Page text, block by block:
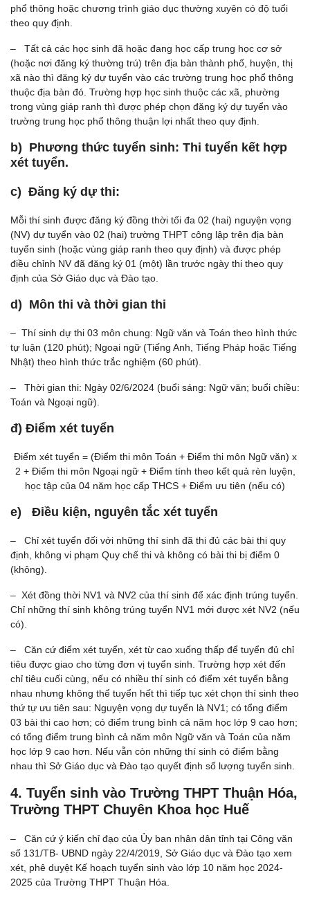
phổ thông hoặc chương trình giáo dục thường xuyên có độ tuổi
theo quy định.
– Tất cả các học sinh đã hoặc đang học cấp trung học cơ sở
(hoặc nơi đăng ký thường trú) trên địa bàn thành phố, huyện, thị
xã nào thì đăng ký dự tuyển vào các trường trung học phổ thông
thuộc địa bàn đó. Trường hợp học sinh thuộc các xã, phường
trong vùng giáp ranh thì được phép chọn đăng ký dự tuyển vào
trường trung học phổ thông thuận lợi nhất theo quy định.
b) Phương thức tuyển sinh: Thi tuyển kết hợp
xét tuyển.
c) Đăng ký dự thi:
Mỗi thí sinh được đăng ký đồng thời tối đa 02 (hai) nguyện vọng
(NV) dự tuyển vào 02 (hai) trường THPT công lập trên địa bàn
tuyển sinh (hoặc vùng giáp ranh theo quy định) và được phép
điều chỉnh NV đã đăng ký 01 (một) lần trước ngày thi theo quy
định của Sở Giáo dục và Đào tạo.
d) Môn thi và thời gian thi
– Thí sinh dự thi 03 môn chung: Ngữ văn và Toán theo hình thức
tự luận (120 phút); Ngoại ngữ (Tiếng Anh, Tiếng Pháp hoặc Tiếng
Nhật) theo hình thức trắc nghiệm (60 phút).
– Thời gian thi: Ngày 02/6/2024 (buổi sáng: Ngữ văn; buổi chiều:
Toán và Ngoại ngữ).
đ) Điểm xét tuyển
Điểm xét tuyển = (Điểm thi môn Toán + Điểm thi môn Ngữ văn) x
2 + Điểm thi môn Ngoại ngữ + Điểm tính theo kết quả rèn luyện,
học tập của 04 năm học cấp THCS + Điểm ưu tiên (nếu có)
e) Điều kiện, nguyên tắc xét tuyển
– Chỉ xét tuyển đối với những thí sinh đã thi đủ các bài thi quy
định, không vi phạm Quy chế thi và không có bài thi bị điểm 0
(không).
– Xét đồng thời NV1 và NV2 của thí sinh để xác định trúng tuyển.
Chỉ những thí sinh không trúng tuyển NV1 mới được xét NV2 (nếu
có).
– Căn cứ điểm xét tuyển, xét từ cao xuống thấp để tuyển đủ chỉ
tiêu được giao cho từng đơn vị tuyển sinh. Trường hợp xét đến
chỉ tiêu cuối cùng, nếu có nhiều thí sinh có điểm xét tuyển bằng
nhau nhưng không thể tuyển hết thì tiếp tục xét chọn thí sinh theo
thứ tự ưu tiên sau: Nguyện vọng dự tuyển là NV1; có tổng điểm
03 bài thi cao hơn; có điểm trung bình cả năm học lớp 9 cao hơn;
có tổng điểm trung bình cả năm môn Ngữ văn và Toán của năm
học lớp 9 cao hơn. Nếu vẫn còn những thí sinh có điểm bằng
nhau thì Sở Giáo dục và Đào tạo quyết định số lượng tuyển sinh.
4. Tuyển sinh vào Trường THPT Thuận Hóa,
Trường THPT Chuyên Khoa học Huế
– Căn cứ ý kiến chỉ đạo của Ủy ban nhân dân tỉnh tại Công văn
số 131/TB- UBND ngày 22/4/2019, Sở Giáo dục và Đào tạo xem
xét, phê duyệt Kế hoạch tuyển sinh vào lớp 10 năm học 2024-
2025 của Trường THPT Thuận Hóa.